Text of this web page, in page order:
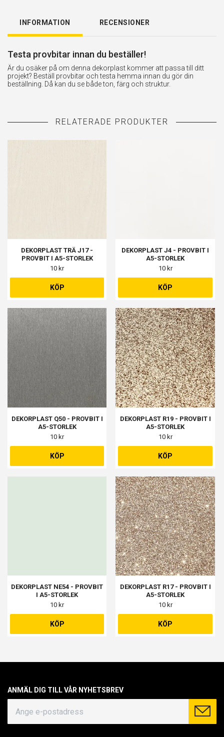
INFORMATION RECENSIONER
Testa provbitar innan du beställer!
Är du osäker på om denna dekorplast kommer att passa till ditt
projekt? Beställ provbitar och testa hemma innan du gör din
beställning. Då kan du se både ton, färg och struktur.
DEKORPLAST TRÄ J17 -
PROVBIT I A5-STORLEK
10 kr
KÖP
DEKORPLAST J4 - PROVBIT I
A5-STORLEK
10 kr
KÖP
DEKORPLAST Q50 - PROVBIT I
A5-STORLEK
10 kr
KÖP
DEKORPLAST R19 - PROVBIT I
A5-STORLEK
10 kr
KÖP
DEKORPLAST NE54 - PROVBIT
I A5-STORLEK
10 kr
KÖP
DEKORPLAST R17 - PROVBIT I
A5-STORLEK
10 kr
KÖP
ANMÄL DIG TILL VÅR NYHETSBREV